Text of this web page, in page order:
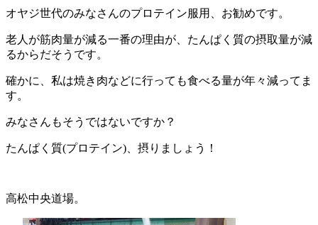
オヤジ世代のみなさんのプロテイン服用、お勧めです。
老人が筋肉量が減る一番の理由が、たんぱく質の摂取量が減
るからだそうです。
確かに、私は焼き肉などに行っても食べる量が年々減ってま
す。
みなさんもそうではないですか？
たんぱく質(プロテイン)、摂りましょう！
高松中央道場。